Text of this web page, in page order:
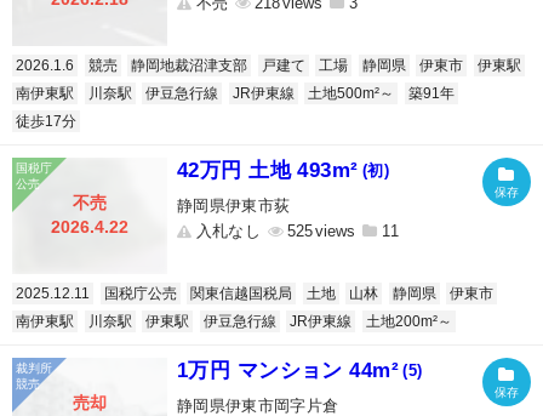
2026.1.6 競売 静岡地裁沼津支部 戸建て 工場 静岡県 伊東市
伊東駅
南伊東駅
川奈駅 伊豆急行線 JR伊東線 土地500m²～
築91年
徒歩17分
不売
2026.4.22
42万円 土地 493m² (初)
静岡県伊東市荻
入札なし
525 11
2025.12.11 国税庁公売 関東信越国税局 土地 山林 静岡県
伊東市
南伊東駅
川奈駅 伊東駅 伊豆急行線 JR伊東線 土地200m²～
売却
1万円 マンション 44m² (5)
静岡県伊東市岡字片倉